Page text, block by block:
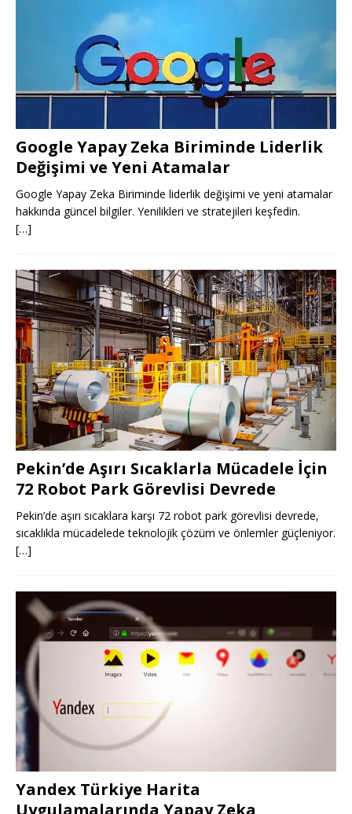
Google Yapay Zeka Biriminde Liderlik
Değişimi ve Yeni Atamalar
Google Yapay Zeka Biriminde liderlik değişimi ve yeni atamalar
hakkında güncel bilgiler. Yenilikleri ve stratejileri keşfedin.
[…]
Pekin’de Aşırı Sıcaklarla Mücadele İçin
72 Robot Park Görevlisi Devrede
Pekin’de aşırı sıcaklara karşı 72 robot park görevlisi devrede,
sıcaklıkla mücadelede teknolojik çözüm ve önlemler güçleniyor.
[…]
Yandex Türkiye Harita
Uygulamalarında Yapay Zeka